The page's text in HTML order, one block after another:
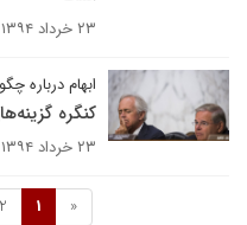
۲۳ خرداد ۱۳۹۴
ابهام درباره
کنگره
۲۳ خرداد ۱۳۹۴
«
1
2